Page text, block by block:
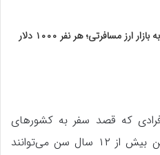
ارز مسافرتی؛ هر نفر ۱۰۰۰ دلار
که قصد سفر به کشور‌های
مختلف را دارند در صورت داشتن بیش از ۱۲ سال سن می‌توانند